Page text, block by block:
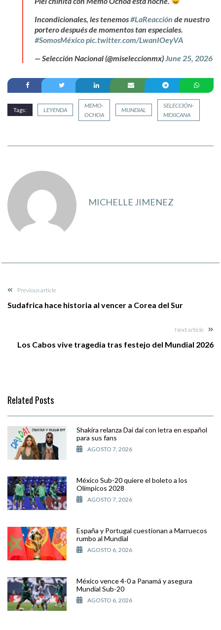
Incondicionales, les tenemos#LaReacción de nuestro
portero después de momentos tan especiales.
#SomosMéxicopic.twitter.com/LwanIOeyVA
— Selección Nacional (@miseleccionmx) June 25, 2026
Tags: LEYENDA
MEMO-
OCHOA
MUNDIAL
SELECCIÓN-
MEXICANA
MICHELLE JIMENEZ
Previous article
Sudafrica hace historia al vencer a Corea del Sur
Next article
Los Cabos vive tragedia tras festejo del Mundial 2026
Related Posts
Shakira relanza Dai dai con letra en español
para sus fans
AGOSTO 7, 2026
México Sub-20 quiere el boleto a los
Olímpicos 2028
AGOSTO 7, 2026
España y Portugal cuestionan a Marruecos
rumbo al Mundial
AGOSTO 6, 2026
México vence 4-0 a Panamá y asegura
Mundial Sub-20
AGOSTO 6, 2026